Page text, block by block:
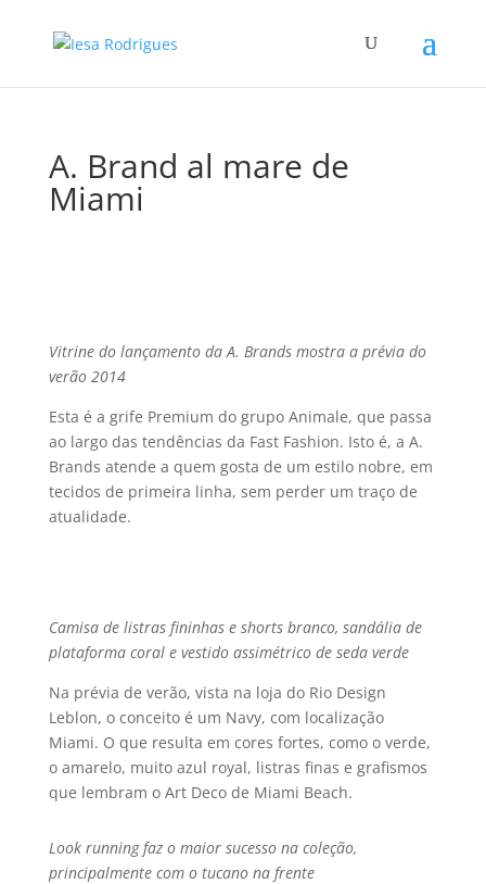
A. Brand al mare de
Miami
Vitrine do lançamento da A. Brands mostra a prévia do
verão 2014
Esta é a grife Premium do grupo Animale, que passa
ao largo das tendências da Fast Fashion. Isto é, a A.
Brands atende a quem gosta de um estilo nobre, em
tecidos de primeira linha, sem perder um traço de
atualidade.
Camisa de listras fininhas e shorts branco, sandália de
plataforma coral e vestido assimétrico de seda verde
Na prévia de verão, vista na loja do Rio Design
Leblon, o conceito é um Navy, com localização
Miami. O que resulta em cores fortes, como o verde,
o amarelo, muito azul royal, listras finas e grafismos
que lembram o Art Deco de Miami Beach.
Look running faz o maior sucesso na coleção,
principalmente com o tucano na frente